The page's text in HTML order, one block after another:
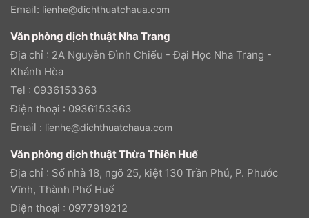
Email: lienhe@dichthuatchaua.com
Văn phòng dịch thuật Nha Trang
Địa chỉ : 2A Nguyễn Đình Chiểu - Đại Học Nha Trang -
Khánh Hòa
Tel : 0936153363
Điện thoại : 0936153363
Email : lienhe@dichthuatchaua.com
Văn phòng dịch thuật Thừa Thiên Huế
Địa chỉ : Số nhà 18, ngõ 25, kiệt 130 Trần Phú, P. Phước
Vĩnh, Thành Phố Huế
Điện thoại : 0977919212